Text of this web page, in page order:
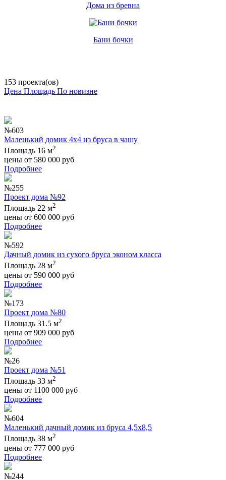
Дома из бревна
Бани бочки
153 проекта(ов)
Цена Площадь По новизне
№603
Маленький домик 4х4 из бруса в чашу
Площадь 16 м2
цены от 580 000 руб
Подробнее
№255
Проект дома №92
Площадь 22 м2
цены от 600 000 руб
Подробнее
№592
Дачный домик из сухого бруса эконом класса
Площадь 28 м2
цены от 590 000 руб
Подробнее
№173
Проект дома №80
Площадь 31.5 м2
цены от 909 000 руб
Подробнее
№26
Проект дома №51
Площадь 33 м2
цены от 1100 000 руб
Подробнее
№604
Маленький дачный домик из бруса 4,5х8,5
Площадь 38 м2
цены от 777 000 руб
Подробнее
№244